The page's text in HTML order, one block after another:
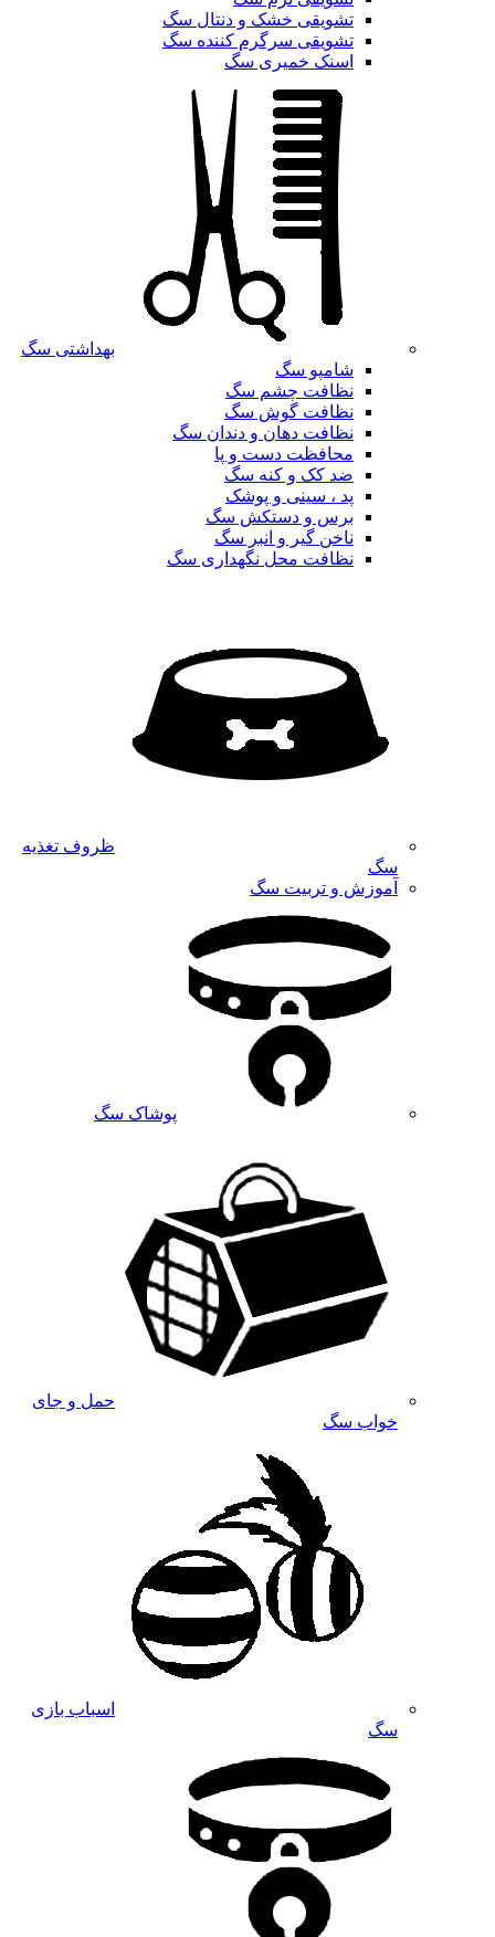
تشویقی خشک و دنتال سگ
تشویقی سرگرم کننده سگ
اسنک خمیری سگ
بهداشتی سگ
شامپو سگ
نظافت چشم سگ
نظافت گوش سگ
نظافت دهان و دندان سگ
محافظت دست و پا
ضد کک و کنه سگ
پد ، سینی و پوشک
برس و دستکش سگ
ناخن گیر و انبر سگ
نظافت محل نگهداری سگ
ظروف تغذیه
سگ
آموزش و تربیت سگ
پوشاک سگ
حمل و جای
خواب سگ
اسباب بازی
سگ